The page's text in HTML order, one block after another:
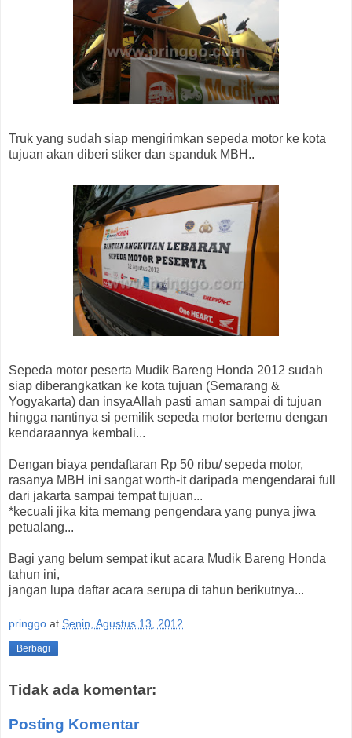
Truk yang sudah siap mengirimkan sepeda motor ke kota
tujuan akan diberi stiker dan spanduk MBH..
Sepeda motor peserta Mudik Bareng Honda 2012 sudah
siap diberangkatkan ke kota tujuan (Semarang &
Yogyakarta) dan insyaAllah pasti aman sampai di tujuan
hingga nantinya si pemilik sepeda motor bertemu dengan
kendaraannya kembali...
Dengan biaya pendaftaran Rp 50 ribu/ sepeda motor,
rasanya MBH ini sangat worth-it daripada mengendarai full
dari jakarta sampai tempat tujuan...
*kecuali jika kita memang pengendara yang punya jiwa
petualang...
Bagi yang belum sempat ikut acara Mudik Bareng Honda
tahun ini,
jangan lupa daftar acara serupa di tahun berikutnya...
pringgo at Senin, Agustus 13, 2012
Berbagi
Tidak ada komentar:
Posting Komentar